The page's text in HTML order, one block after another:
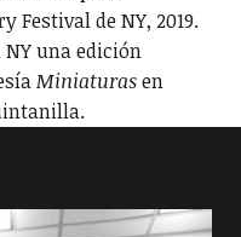
Festival de NY, 2019.
una edición
Miniaturasen